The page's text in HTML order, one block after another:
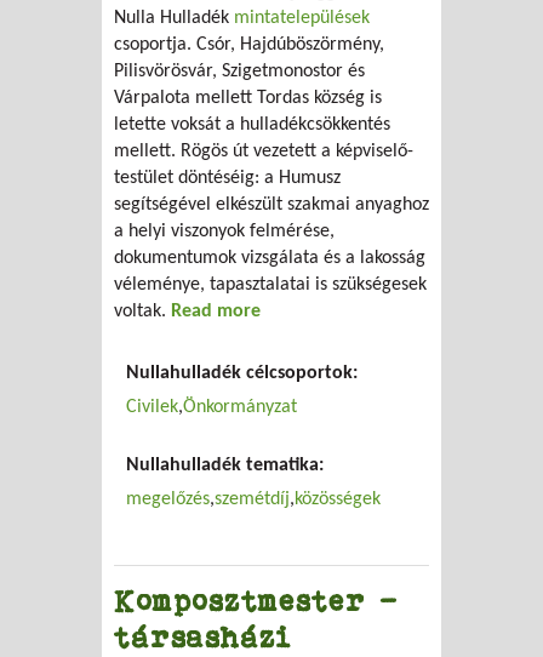
Nulla Hulladék mintatelepülések
csoportja. Csór, Hajdúböszörmény,
Pilisvörösvár, Szigetmonostor és
Várpalota mellett Tordas község is
letette voksát a hulladékcsökkentés
mellett. Rögös út vezetett a képviselő-
testület döntéséig: a Humusz
segítségével elkészült szakmai anyaghoz
a helyi viszonyok felmérése,
dokumentumok vizsgálata és a lakosság
véleménye, tapasztalatai is szükségesek
voltak. Read more
Nullahulladék célcsoportok:
Civilek Önkormányzat
Nullahulladék tematika:
megelőzés szemétdíj közösségek
Komposztmester -
társasházi